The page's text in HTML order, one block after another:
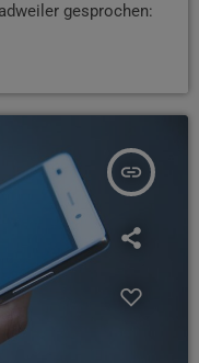
gesprochen:
insert_link